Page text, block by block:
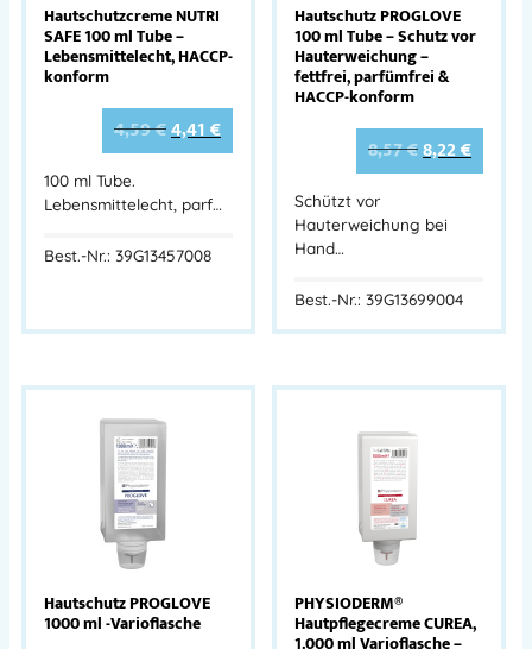
Hautschutzcreme NUTRI
SAFE 100 ml Tube –
Lebensmittelecht, HACCP-
konform
4,59€4,41€
100 ml Tube.
Lebensmittelecht, parf…
Best.-Nr.: 39G13457008
Hautschutz PROGLOVE
100 ml Tube – Schutz vor
Hauterweichung –
fettfrei, parfümfrei &
HACCP-konform
8,57€8,22€
Schützt vor
Hauterweichung bei
Hand…
Best.-Nr.: 39G13699004
Hautschutz PROGLOVE
1000 ml -Varioflasche
PHYSIODERM®
Hautpflegecreme CUREA,